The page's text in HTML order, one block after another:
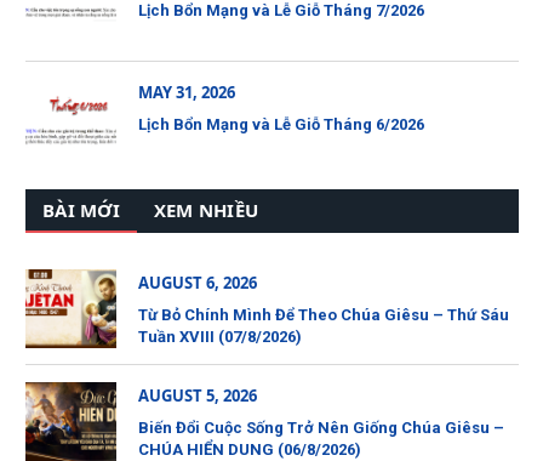
Lịch Bổn Mạng và Lễ Giỗ Tháng 7/2026
MAY 31, 2026
Lịch Bổn Mạng và Lễ Giỗ Tháng 6/2026
BÀI MỚI XEM NHIỀU
AUGUST 6, 2026
Từ Bỏ Chính Mình Để Theo Chúa Giêsu – Thứ Sáu
Tuần XVIII (07/8/2026)
AUGUST 5, 2026
Biến Đổi Cuộc Sống Trở Nên Giống Chúa Giêsu –
CHÚA HIỂN DUNG (06/8/2026)